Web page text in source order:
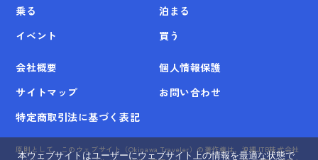
乗る
イベント
泊まる
買う
会社概要
個人情報保護
サイトマップ
お問い合わせ
特定商取引法に基づく表記
原則として、このウェブサイト（Okinawa Traveler）の著作権は、沖縄JTB株式会社
本ウェブサイトはユーザーにウェブサイト上の情報を最適な状態で